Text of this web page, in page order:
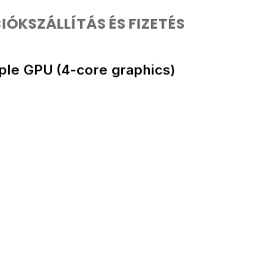
SZÁLLÍTÁS ÉS FIZETÉS
GPU (4-core graphics)